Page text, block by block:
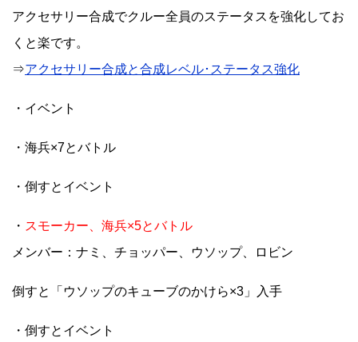
アクセサリー合成でクルー全員のステータスを強化してお
くと楽です。
⇒アクセサリー合成と合成レベル･ステータス強化
・イベント
・海兵×7とバトル
・倒すとイベント
・ スモーカー、海兵×5とバトル
メンバー：ナミ、チョッパー、ウソップ、ロビン
倒すと「ウソップのキューブのかけら×3」入手
・倒すとイベント